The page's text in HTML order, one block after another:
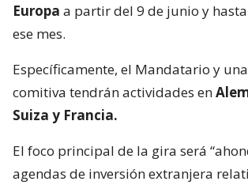
Europa a partir del 9 de junio y
ese mes.
Específicamente, el Mandatario y
comitiva tendrán actividades en
Suiza y Francia.
El foco principal de la gira será
agendas de inversión extranjera